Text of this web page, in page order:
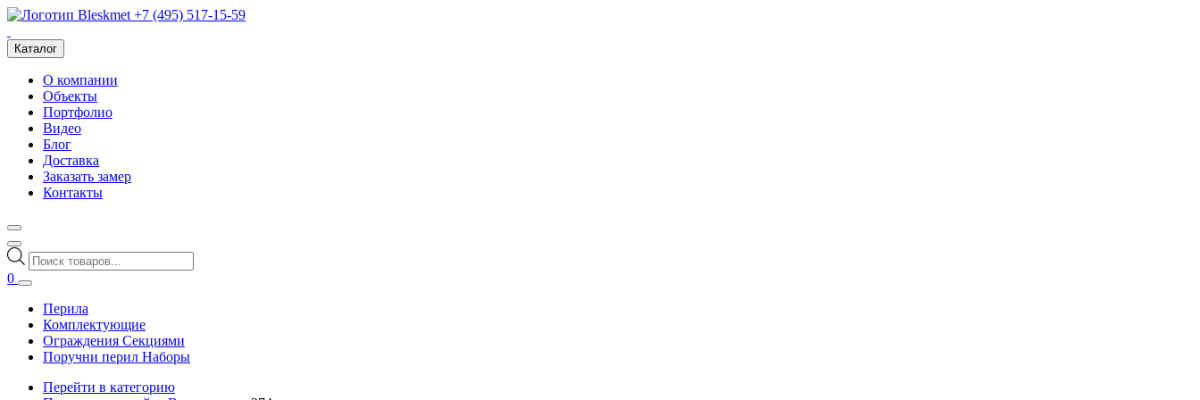
+7 (495) 517-15-59
Каталог
О компании
Объекты
Портфолио
Видео
Блог
Доставка
Заказать замер
Контакты
Поиск
товаров
0
Перила
Комплектующие
Ограждения Секциями
Поручни перил Наборы
Перейти в категорию